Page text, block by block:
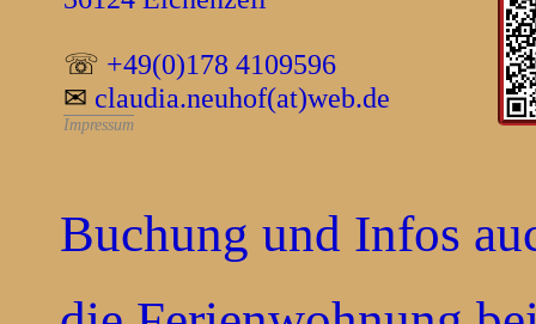
☏ +49(0)178 4109596
✉ claudia.neuhof(at)web.de
Impressum
Buchung und Infos